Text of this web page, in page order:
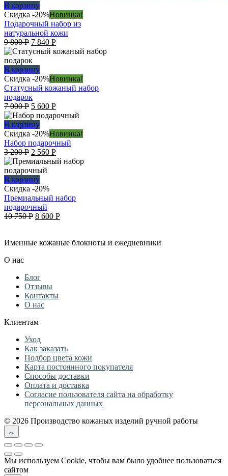
В корзину
Скидка -20%Новинка!
Подарочный набор из
натуральной кожи
9 800Р Original
price
was:
9
800 руб..
7 840 РCurrent
price
840 руб..
В корзину
Скидка -20%Новинка!
Статусный кожаный набор
подарок
7 000Р Original
price
was:
7
000 руб..
5 600 РCurrent
price
5
600 руб..
В корзину
Скидка -20%Новинка!
Набор подарочный
3 200Р Original
price
was:
3
200 руб..
2 560 РCurrent
price
В корзину
Скидка -20%
Премиальный набор
подарочный
10 750Р Original
10
8 600 РCurrent
8
Именные кожаные блокноты и ежедневники
О нас
Блог
Отзывы
Контакты
О нас
Клиентам
Уход
Как заказать
Подбор цвета кожи
Карта постоянного покупателя
Способы доставки
Оплата и доставка
Согласие пользователя сайта на обработку
персональных данных
© 2026 Производство кожаных изделий ручной работы
Мы используем Cookie, чтобы вам было удобнее пользоваться
сайтом